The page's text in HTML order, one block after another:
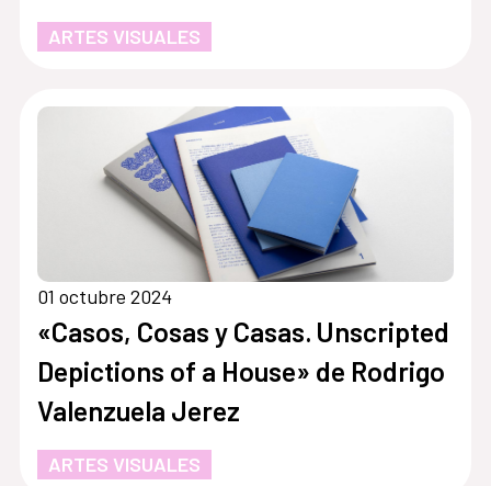
ARTES VISUALES
01 octubre 2024
«Casos, Cosas y Casas. Unscripted
Depictions of a House» de Rodrigo
Valenzuela Jerez
ARTES VISUALES